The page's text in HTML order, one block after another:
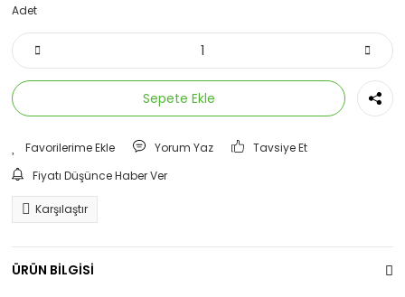
Adet
Sepete Ekle
Yorum Yaz
Tavsiye Et
Fiyatı Düşünce Haber Ver
Karşılaştır
ÜRÜN BİLGİSİ